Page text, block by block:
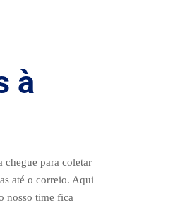
à
chegue para coletar
até o correio. Aqui
nosso time fica